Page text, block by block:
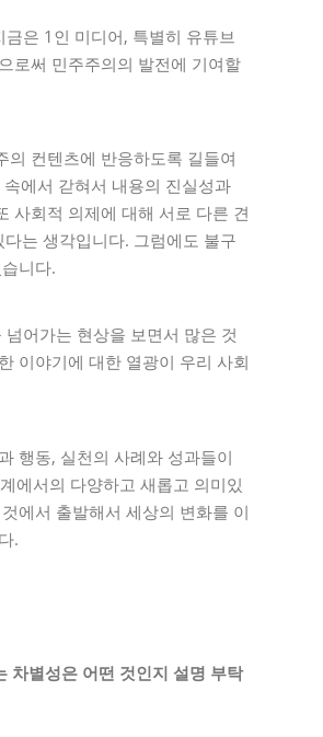
은 1인 미디어, 특별히 유튜브
로써 민주주의의 발전에 기여할
컨텐츠에 반응하도록 길들여
에서 갇혀서 내용의 진실성과
사회적 의제에 대해 서로 다른 견
는 생각입니다. 그럼에도 불구
니다.
어가는 현상을 보면서 많은 것
이야기에 대한 열광이 우리 사회
행동, 실천의 사례와 성과들이
에서의 다양하고 새롭고 의미있
에서 출발해서 세상의 변화를 이
.
차별성은 어떤 것인지 설명 부탁